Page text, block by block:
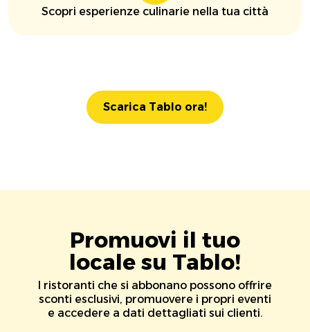
Scopri esperienze culinarie nella tua città
Scarica Tablo ora!
Promuovi il tuo
locale su Tablo!
I ristoranti che si abbonano possono offrire
sconti esclusivi, promuovere i propri eventi
e accedere a dati dettagliati sui clienti.